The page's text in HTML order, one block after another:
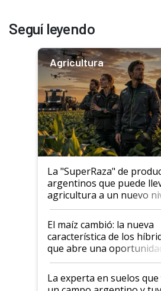
Seguí leyendo
Agricultura
La "SuperRaza" de
argentinos que puede
agricultura a un nuevo
posibilidades de
infinitas"
El maíz cambió: la nueva
característica de los
que abre una oportunidad
el lote
La experta en suelos